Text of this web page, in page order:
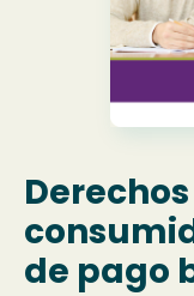
de pago